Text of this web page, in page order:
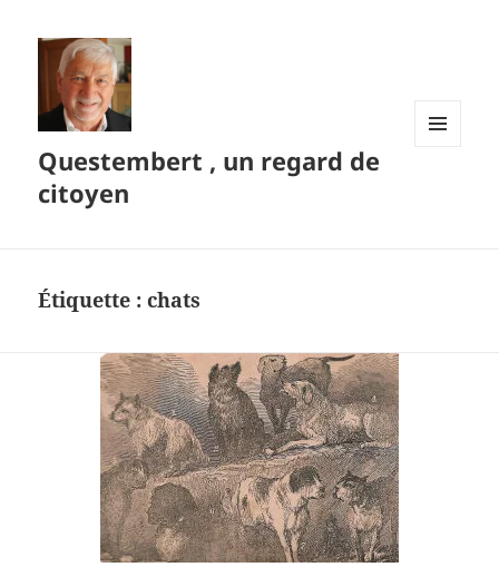
Questembert , un regard de
citoyen
Étiquette :chats